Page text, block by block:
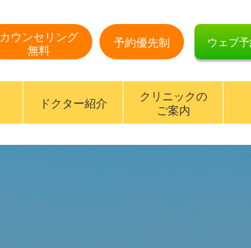
カウンセリング
無料
予約優先制 ウェブ
ドクター紹介
クリニックの
ご案内